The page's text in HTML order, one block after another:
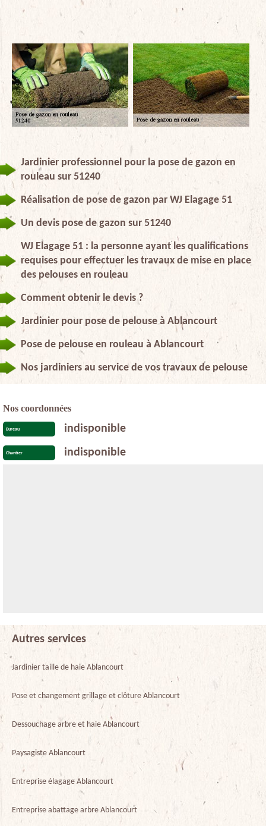
Jardinier professionnel pour la pose de gazon en
rouleau sur 51240
Réalisation de pose de gazon par WJ Elagage 51
Un devis pose de gazon sur 51240
WJ Elagage 51 : la personne ayant les qualifications
requises pour effectuer les travaux de mise en place
des pelouses en rouleau
Comment obtenir le devis ?
Jardinier pour pose de pelouse à Ablancourt
Pose de pelouse en rouleau à Ablancourt
Nos jardiniers au service de vos travaux de pelouse
Nos coordonnées
Bureau indisponible
Chantier indisponible
Autres services
Jardinier taille de haie Ablancourt
Pose et changement grillage et clôture Ablancourt
Dessouchage arbre et haie Ablancourt
Paysagiste Ablancourt
Entreprise élagage Ablancourt
Entreprise abattage arbre Ablancourt